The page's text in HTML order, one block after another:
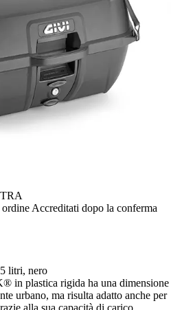
Accreditati dopo la conferma
litri, nero
in plastica rigida ha una dimensione
urbano, ma risulta adatto anche per
alla sua capacità di carico,